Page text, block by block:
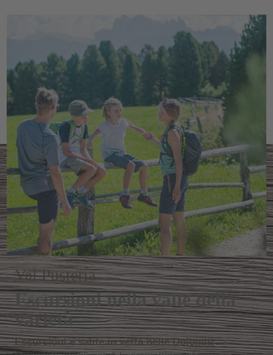
giorno i piaceri della cucina e del wellness, quando le
tonalità arancioni, gialle e rosse rivestono le montagne
trasformando le vallate in un meraviglioso spettacolo
naturale. Quando scendono i primi fiocchi di neve e
imbiancano le cime delle montagne, è arrivato il
momento del divertimento sulla neve al cospetto di
favolosi scenari invernali. Se desideri invece conoscere
alcuni aspetti della cultura dell’
Alto Adige, la vicina e
pittoresca cittadina di
Brunicoè il posto giusto.
Val Pusteria
Escursioni nella valle della
varietà
Escursioni e salite in vetta nelle Dolomiti